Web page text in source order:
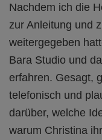
Nachdem ich die
zur Anleitung und
weitergegeben
Bara Studio und
erfahren. Gesagt,
telefonisch und
darüber, welche
warum Christina